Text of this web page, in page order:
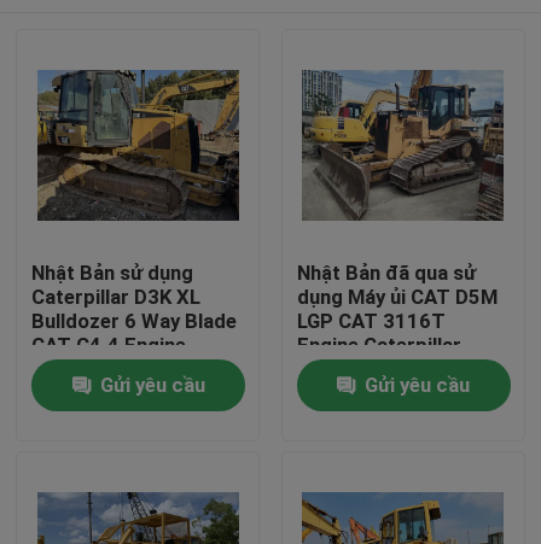
Trang Chủ
Về chúng tôi
Nhật Bản sử dụng
Caterpillar D3K XL
Bulldozer 6 Way Blade
CAT C4.4 Engine
Gửi yêu cầu
Nhật Bản đã qua sử
dụng Máy ủi CAT D5M
LGP CAT 3116T
Engine Caterpillar
Bulldozer D5
Gửi yêu cầu